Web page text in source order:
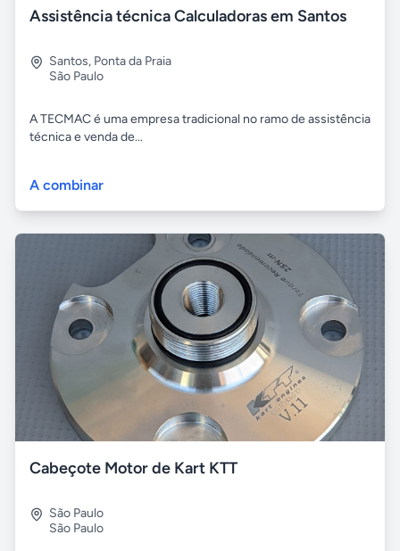
Assistência técnica Calculadoras em Santos
Santos, Ponta da Praia
São Paulo
A TECMAC é uma empresa tradicional no ramo de assistência
técnica e venda de...
A combinar
Cabeçote Motor de Kart KTT
São Paulo
São Paulo